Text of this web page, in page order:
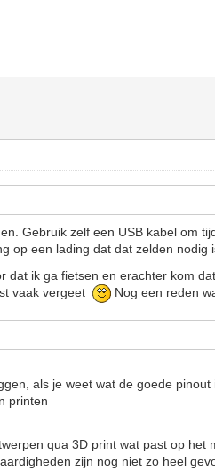
Gebruik zelf een USB kabel om
op een lading dat dat zelden nodig
dat ik ga fietsen en erachter kom
vaak vergeet
Nog een reden
als je weet wat de goede
printen
qua 3D print wat past op het
zijn nog niet zo heel